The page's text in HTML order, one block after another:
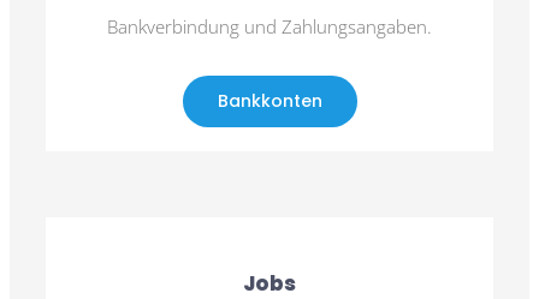
Bankverbindung und Zahlungsangaben.
Bankkonten
Jobs